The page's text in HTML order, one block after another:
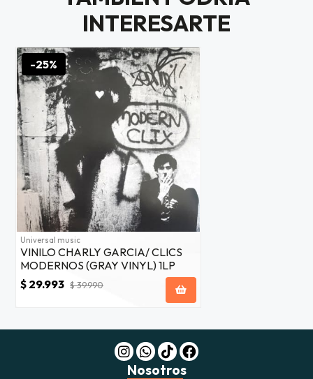
INTERESARTE
-25%
Universal music
VINILO CHARLY GARCIA/ CLICS
MODERNOS (GRAY VINYL) 1LP
$ 29.993 $ 39.990
Nosotros